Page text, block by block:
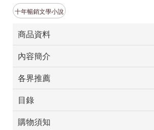
十年暢銷文學小說
商品資料
內容簡介
各界推薦
目錄
購物須知